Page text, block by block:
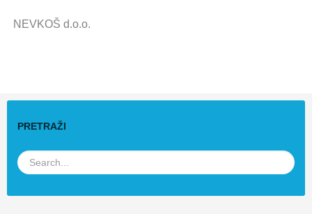
NEVKOŠ d.o.o.
PRETRAŽI